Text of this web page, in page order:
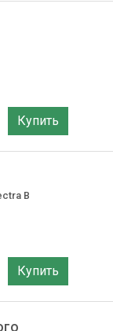
Купить
B
Купить